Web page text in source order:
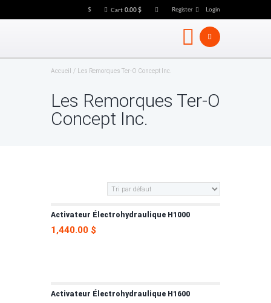
$ Cart 0.00$ Register Login
Accueil Les Remorques Ter-O Concept Inc.
Les Remorques Ter-O
Concept Inc.
Activateur Électrohydraulique H1000
1,440.00 $
Activateur Électrohydraulique H1600